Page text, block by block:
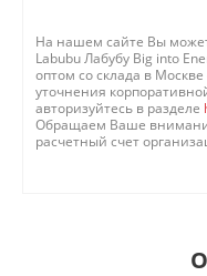
На нашем сайте Вы
Labubu Лабубу Big into
оптом со склада в
уточнения
авторизуйтесь в разделе
Обращаем Ваше
расчетный счет